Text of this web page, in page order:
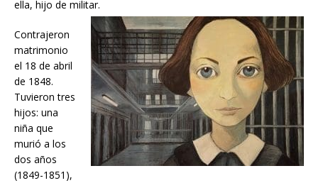
ella, hijo de militar.
Contrajeron
matrimonio
el 18 de abril
de 1848.
Tuvieron tres
hijos: una
niña que
murió a los
dos años
(1849-1851),